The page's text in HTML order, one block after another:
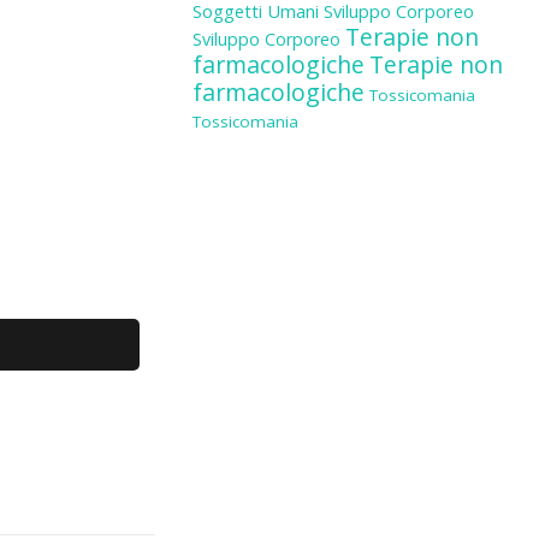
Soggetti Umani Sviluppo Corporeo
Sviluppo Corporeo Terapie non
farmacologiche Terapie non
farmacologiche Tossicomania
Tossicomania